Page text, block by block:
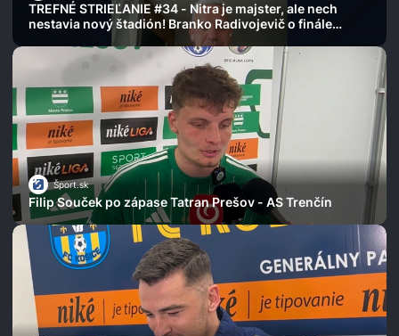
TREFNÉ STRIEĽANIE #34 - Nitra je majster, ale nech
nestavia nový štadión! Branko Radivojevič o finále
Šport.sk
Filip Souček po zápase Tatran Prešov - AS Trenčín